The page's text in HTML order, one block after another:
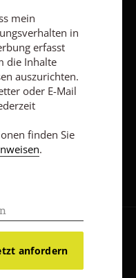
ausschalten.
Sie in unseren
.
mein
in
erfasst
die Inhalte
auszurichten.
oder E-Mail
finden Sie
.
anfordern